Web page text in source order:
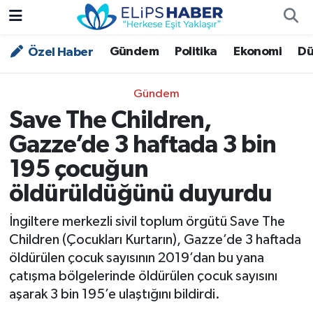
Özel Haber Gündem Politika Ekonomi
Gündem
Save The Children,
Gazze’de 3 haftada 3 bin
195 çocuğun
öldürüldüğünü duyurdu
İngiltere merkezli sivil toplum örgütü Save The
Children (Çocukları Kurtarın), Gazze’de 3 haftada
öldürülen çocuk sayısının 2019’dan bu yana
çatışma bölgelerinde öldürülen çocuk sayısını
aşarak 3 bin 195’e ulaştığını bildirdi.
Özel Haber
Asayiş
Bilim - Teknoloji
Çevre - İklim
Dünya
Kültür - Sanat
Magazin
Nöbetçi Eczaneler
Trafik Durumu
Süper Lig Puan Durumu ve Fikstür
Tüm Manşetler
Son Dakika Haberleri